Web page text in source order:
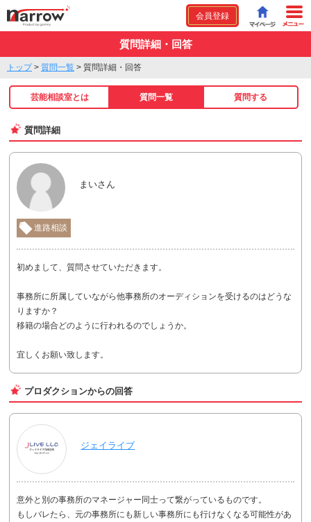
会員登録
質問詳細・回答
トップ> 質問一覧 > 質問詳細・回答
芸能相談室とは 質問一覧 質問する
質問詳細
まいさん
進路相談
初めまして、質問させていただきます。
事務所に所属していながら他事務所のオーディションを受けるのはどうな
りますか？
移籍の場合どのように行われるのでしょうか。
宜しくお願い致します。
プロダクションからの回答
ジェイライブ
意外と別の事務所のマネージャー同士って繋がっているものです。
もしバレたら、元の事務所にも新しい事務所にも行けなくなる可能性があ